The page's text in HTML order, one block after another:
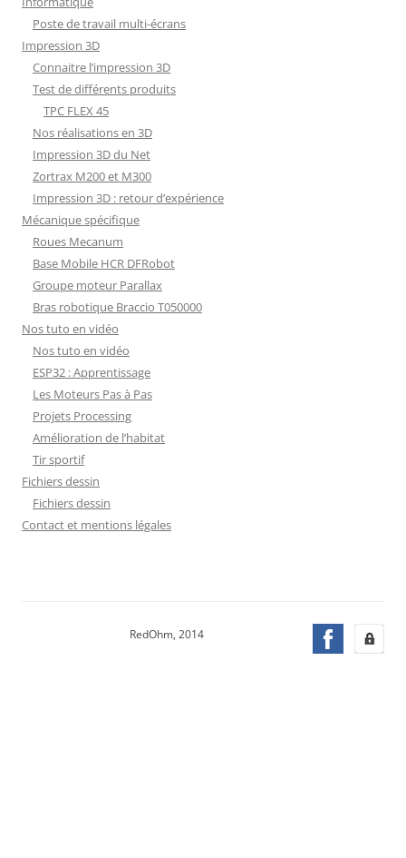
Poste de travail multi-écrans
Impression 3D
Connaitre l’impression 3D
Test de différents produits
TPC FLEX 45
Nos réalisations en 3D
Impression 3D du Net
Zortrax M200 et M300
Impression 3D : retour d’expérience
Mécanique spécifique
Roues Mecanum
Base Mobile HCR DFRobot
Groupe moteur Parallax
Bras robotique Braccio T050000
Nos tuto en vidéo
Nos tuto en vidéo
ESP32 : Apprentissage
Les Moteurs Pas à Pas
Projets Processing
Amélioration de l’habitat
Tir sportif
Fichiers dessin
Fichiers dessin
Contact et mentions légales
RedOhm, 2014